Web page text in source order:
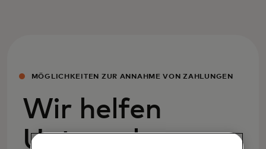
MÖGLICHKEITEN ZUR ANNAHME VON ZAHLUNGEN
Wir helfen
Unternehmen